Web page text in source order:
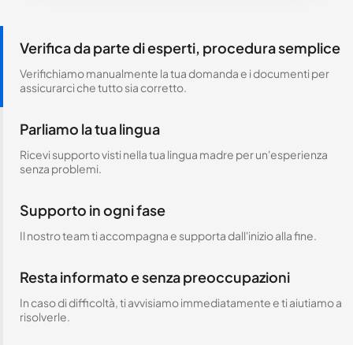
Verifica da parte di esperti, procedura semplice
Verifichiamo manualmente la tua domanda e i documenti per
assicurarci che tutto sia corretto.
Parliamo la tua lingua
Ricevi supporto visti nella tua lingua madre per un'esperienza
senza problemi.
Supporto in ogni fase
Il nostro team ti accompagna e supporta dall'inizio alla fine.
Resta informato e senza preoccupazioni
In caso di difficoltà, ti avvisiamo immediatamente e ti aiutiamo a
risolverle.